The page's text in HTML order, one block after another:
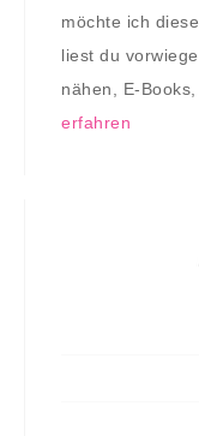
möchte ich
liest du
nähen, E-
erfahren